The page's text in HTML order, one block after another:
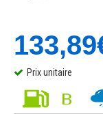
Prix unitaire